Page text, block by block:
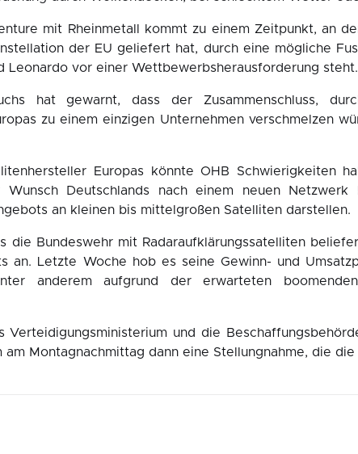
mit Rheinmetall kommt zu einem Zeitpunkt, an
der EU geliefert hat, durch eine mögliche
Leonardo vor einer Wettbewerbsherausforderung steht.
hat gewarnt, dass der Zusammenschluss,
zu einem einzigen Unternehmen verschmelzen
Europas könnte OHB Schwierigkeiten
Wunsch Deutschlands nach einem neuen
an kleinen bis mittelgroßen Satelliten darstellen.
die Bundeswehr mit Radaraufklärungssatelliten
an. Letzte Woche hob es seine Gewinn- und
anderem aufgrund der erwarteten
Verteidigungsministerium und die
am Montagnachmittag dann eine Stellungnahme, die